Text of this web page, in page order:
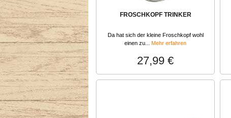
FROSCHKOPF TRINKER
Da hat sich der kleine Froschkopf wohl
einen zu... Mehr erfahren
27,99 €